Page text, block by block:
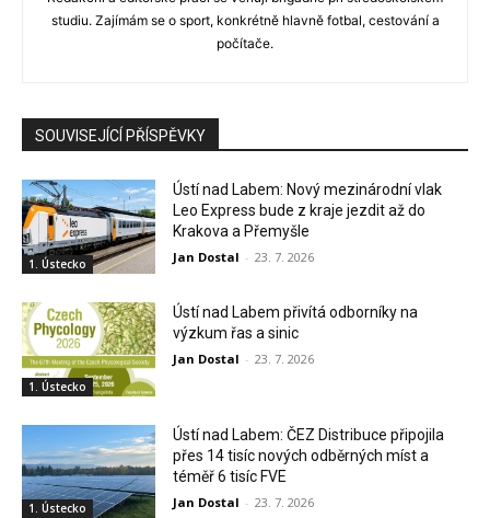
studiu. Zajímám se o sport, konkrétně hlavně fotbal, cestování a
počítače.
SOUVISEJÍCÍ PŘÍSPĚVKY
1. Ústecko
Ústí nad Labem: Nový mezinárodní vlak
Leo Express bude z kraje jezdit až do
Krakova a Přemyšle
Jan Dostal - 23. 7. 2026
1. Ústecko
Ústí nad Labem přivítá odborníky na
výzkum řas a sinic
Jan Dostal - 23. 7. 2026
1. Ústecko
Ústí nad Labem: ČEZ Distribuce připojila
přes 14 tisíc nových odběrných míst a
téměř 6 tisíc FVE
Jan Dostal - 23. 7. 2026